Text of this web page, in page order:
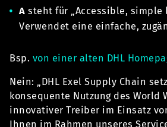
A steht für „Accessible, simple
Verwendet eine einfache,
Bsp. von einer alten DHL
Nein: „DHL Exel Supply Chain
konsequente Nutzung des World
innovativer Treiber im Einsatz
Ihnen im Rahmen unseres